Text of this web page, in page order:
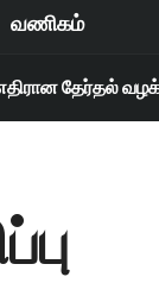
வணிகம்
தேர்தல் வழக்கு